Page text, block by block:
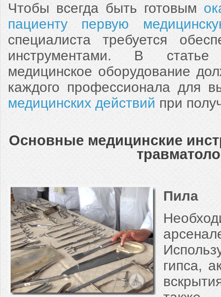
Чтобы всегда быть готовым
пациенту первую
специалиста требуется
инструментами. В статье
медицинское оборудование
каждого профессионала для
медицинских действийпри
Основные медицинские
Пила
гипса,